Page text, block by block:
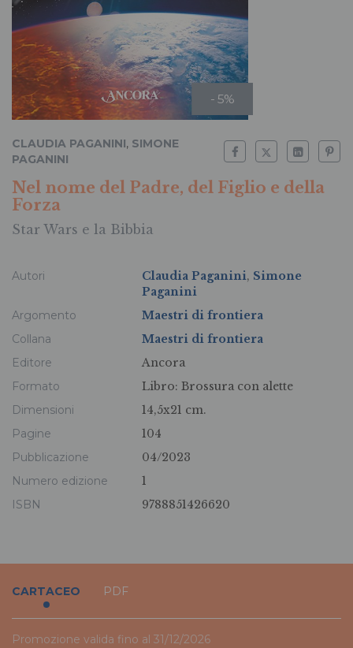
- 5%
CLAUDIA PAGANINI, SIMONE
PAGANINI
Nel nome del Padre, del Figlio e della
Forza
Star Wars e la Bibbia
Autori Claudia Paganini, Simone
Paganini
Argomento
Maestri di frontiera
Collana
Maestri di frontiera
Editore
Ancora
Formato
Libro: Brossura con alette
Dimensioni
14,5x21 cm.
Pagine
104
Pubblicazione
04/2023
Numero edizione
1
ISBN
9788851426620
CARTACEO PDF
Promozione valida fino al 31/12/2026